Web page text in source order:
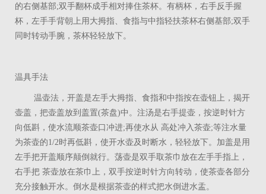
的右侧基部;双手翻杯成手相对捧住茶杯。有柄杯，右手反手握
杯，左手手背朝上用大拇指、食指与中指轻扶茶杯右侧基部;双手
同时转动手腕，茶杯轻轻放下。
温具手法
温壶法，开盖是左手大拇指、食指和中指按在壶钮上，揭开
壶盖，把壶盖放到盖置(茶盘)中。注汤是右手提壶，按逆时针方
向低斟，使水流顺茶壶口冲进;再使水从 高处冲入茶壶;等注水量
为茶壶的1/2时再低斟，使开水壶及时断水，轻轻放下。加盖是用
左手把开盖顺序颠倒就行。荡壶是双手取茶巾放在左手手指上，
右手把 茶壶放在茶巾上，双手按逆时针方向转动，使茶壶各部分
充分接触开水。倒水是根据茶壶的样式把水倒进水盂。